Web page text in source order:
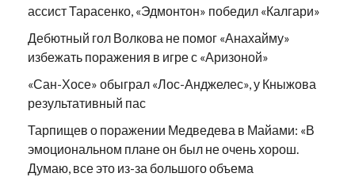
ассист Тарасенко, «Эдмонтон» победил «Калгари»
Дебютный гол Волкова не помог «Анахайму»
избежать поражения в игре с «Аризоной»
«Сан-Хосе» обыграл «Лос-Анджелес», у Кныжова
результативный пас
Тарпищев о поражении Медведева в Майами: «В
эмоциональном плане он был не очень хорош.
Думаю, все это из-за большого объема